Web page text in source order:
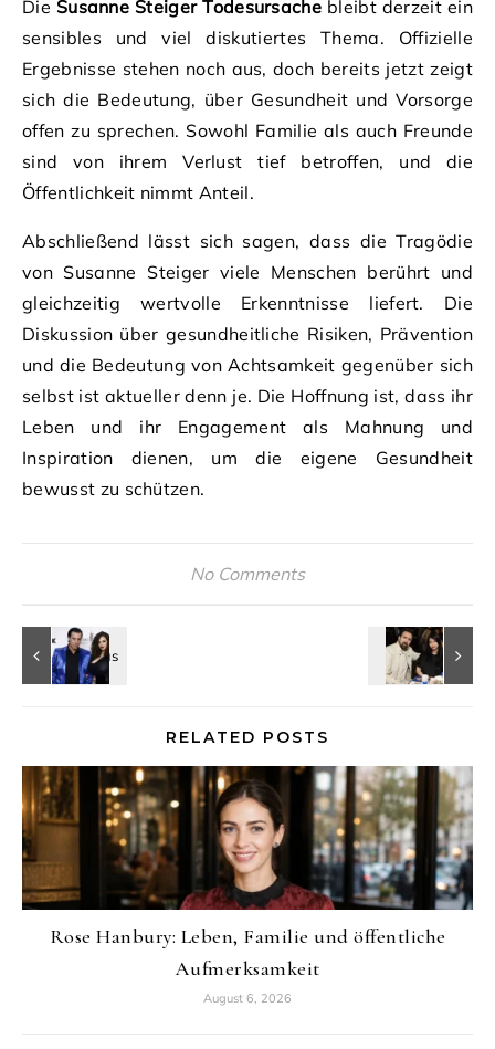
Die Susanne Steiger Todesursache bleibt derzeit ein
sensibles und viel diskutiertes Thema. Offizielle
Ergebnisse stehen noch aus, doch bereits jetzt zeigt
sich die Bedeutung, über Gesundheit und Vorsorge
offen zu sprechen. Sowohl Familie als auch Freunde
sind von ihrem Verlust tief betroffen, und die
Öffentlichkeit nimmt Anteil.
Abschließend lässt sich sagen, dass die Tragödie
von Susanne Steiger viele Menschen berührt und
gleichzeitig wertvolle Erkenntnisse liefert. Die
Diskussion über gesundheitliche Risiken, Prävention
und die Bedeutung von Achtsamkeit gegenüber sich
selbst ist aktueller denn je. Die Hoffnung ist, dass ihr
Leben und ihr Engagement als Mahnung und
Inspiration dienen, um die eigene Gesundheit
bewusst zu schützen.
No Comments
RELATED POSTS
Rose Hanbury: Leben, Familie und öffentliche
Aufmerksamkeit
August 6, 2026